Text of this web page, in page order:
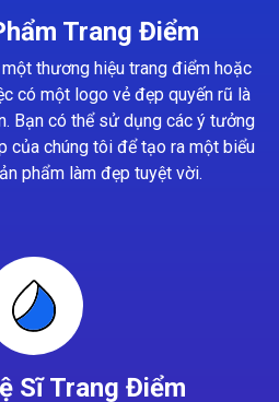
Trang Điểm
thương hiệu trang điểm hoặc
có một logo vẻ đẹp quyến rũ là
Bạn có thể sử dụng các ý tưởng
của chúng tôi để tạo ra một biểu
phẩm làm đẹp tuyệt vời.
Sĩ Trang Điểm